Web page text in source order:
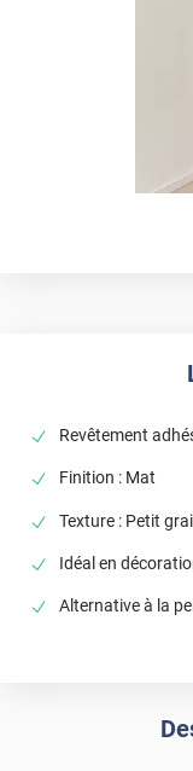
Revêtement
Finition : Mat
Texture : Petit
Idéal en
Alternative à la